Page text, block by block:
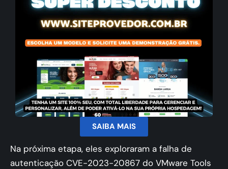
SAIBA MAIS
Na próxima etapa, eles exploraram a falha de
autenticação CVE-2023-20867 do VMware Tools